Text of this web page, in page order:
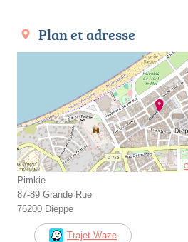
Plan et adresse
Pimkie
87-89 Grande Rue
76200 Dieppe
Trajet Waze